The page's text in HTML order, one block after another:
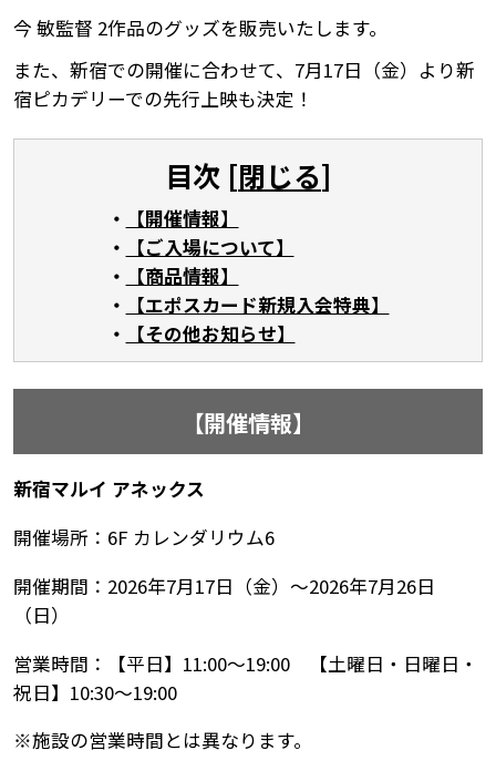
今 敏監督 2作品のグッズを販売いたします。
また、新宿での開催に合わせて、7月17日（金）より新
宿ピカデリーでの先行上映も決定！
目次 [閉じる]
【開催情報】
【ご入場について】
【商品情報】
【エポスカード新規入会特典】
【その他お知らせ】
【開催情報】
新宿マルイ アネックス
開催場所：6F カレンダリウム6
開催期間：2026年7月17日（金）～2026年7月26日
（日）
営業時間：【平日】11:00～19:00 【土曜日・日曜日・
祝日】10:30～19:00
※施設の営業時間とは異なります。